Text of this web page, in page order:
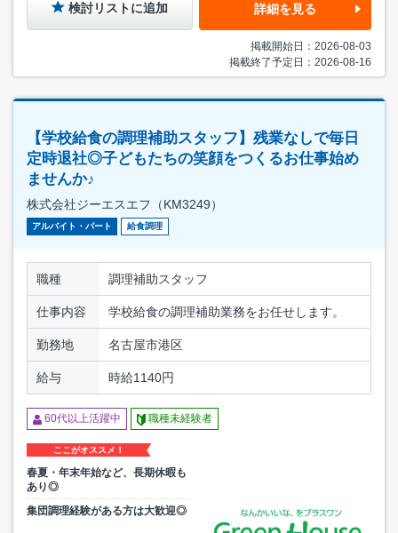
検討リストに追加 詳細を見る
掲載開始日：2026-08-03
掲載終了予定日：2026-08-16
【学校給食の調理補助スタッフ】残業なしで毎日
定時退社◎子どもたちの笑顔をつくるお仕事始め
ませんか♪
株式会社ジーエスエフ（KM3249）
アルバイト・パート 給食調理
職種 調理補助スタッフ
仕事内容 学校給食の調理補助業務をお任せします。
勤務地 名古屋市港区
給与 時給1140円
60代以上活躍中 職種未経験者
ここがオススメ！
春夏・年末年始など、長期休暇も
あり◎
集団調理経験がある方は大歓迎◎